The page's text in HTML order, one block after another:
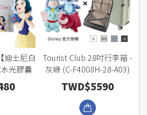
迪士尼白
光膠囊
Tourist Club 28吋行李箱 -
灰綠 (C-F4008H-28-A03)
TWD$5590